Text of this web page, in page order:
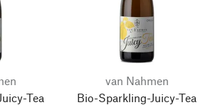
Tea
van Nahmen
Bio-Sparkling-Juicy-Tea